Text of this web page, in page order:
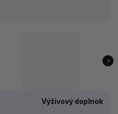
Výživový doplnok